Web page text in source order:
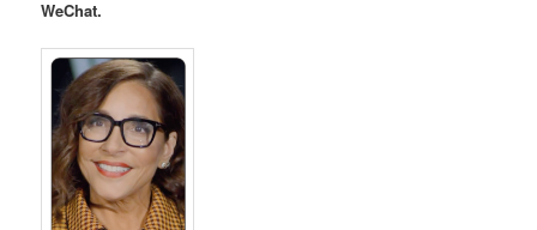
WeChat.